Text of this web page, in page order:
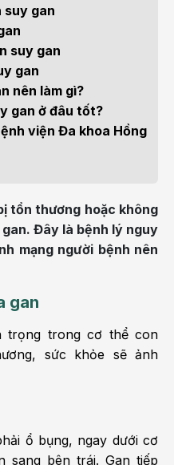
suy gan
suy gan
gan
nên làm gì?
gan ở đâu tốt?
viện Đa khoa Hồng
tổn thương hoặc không
Đây là bệnh lý nguy
mạng người bệnh nên
gan
trọng trong cơ thể con
sức khỏe sẽ ảnh
ổ bụng, ngay dưới cơ
sang bên trái. Gan tiếp